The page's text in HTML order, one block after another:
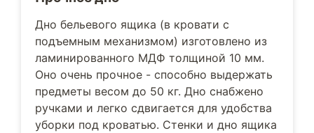
Дно бельевого ящика (в кровати с
подъемным механизмом) изготовлено из
ламинированного МДФ толщиной 10 мм.
Оно очень прочное - способно выдержать
предметы весом до 50 кг. Дно снабжено
ручками и легко сдвигается для удобства
уборки под кроватью. Стенки и дно ящика